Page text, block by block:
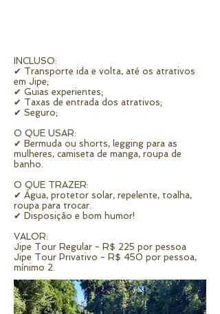
INCLUSO:
✔ Transporte ida e volta, até os atrativos
em Jipe;
✔ Guias experientes;
✔ Taxas de entrada dos atrativos;
✔ Seguro;
O QUE USAR:
✔ Bermuda ou shorts, legging para as
mulheres, camiseta de manga, roupa de
banho.
O QUE TRAZER:
✔ Água, protetor solar, repelente, toalha,
roupa para trocar.
✔ Disposição e bom humor!
VALOR:
Jipe Tour Regular - R$ 225 por pessoa
Jipe Tour Privativo - R$ 450 por pessoa,
mínimo 2.